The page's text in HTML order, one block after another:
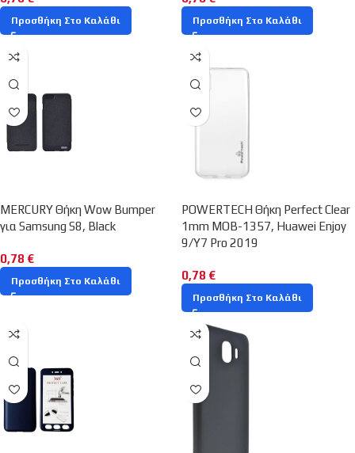
Προσθήκη Στο Καλάθι Προσθήκη Στο Καλάθι
MERCURY Θήκη Wow Bumper
για Samsung S8, Black
0,78 €
Προσθήκη Στο Καλάθι
POWERTECH Θήκη Perfect Clear
1mm MOB-1357, Huawei Enjoy
9/Y7 Pro 2019
0,78 €
Προσθήκη Στο Καλάθι